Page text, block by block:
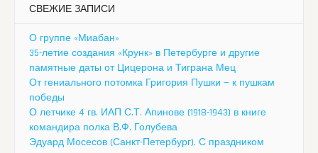
СВЕЖИЕ ЗАПИСИ
О группе «Миабан»
35-летие создания «Крунк» в Петербурге и другие
памятные даты от Цицерона и Тиграна Мец
От гениального потомка Григория Пушки — к пушкам
победы
О летчике 4 гв. ИАП С.Т. Апинове (1918-1943) в книге
командира полка В.Ф. Голубева
Эдуард Мосесов (Санкт-Петербург). С праздником